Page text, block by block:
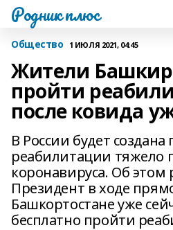
Родник плюс
Общество 1 ИЮЛЯ 2021, 04:45
Жители
пройти
после ковида
В России будет
реабилитации тяжело
коронавируса. Об этом
Президент в ходе
Башкортостане уже
бесплатно пройти